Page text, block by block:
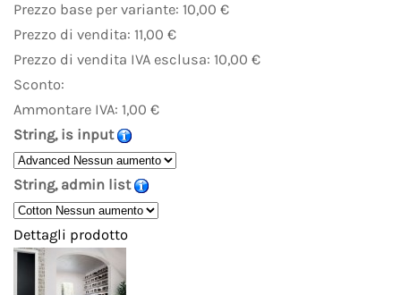
Prezzo base per variante: 10,00 €
Prezzo di vendita: 11,00 €
Prezzo di vendita IVA esclusa: 10,00 €
Sconto:
Ammontare IVA: 1,00 €
String, is input
String, admin list
Dettagli prodotto